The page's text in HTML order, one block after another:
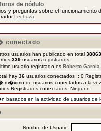
de nódulo
y preguntas sobre el funcionamiento
Lechuza
conectado
usuarios han publicado en total 38863
339 usuarios registrados
usuario registrado es Roberto
hay 36 usuarios conectados :: 0
m�ximo de usuarios conectados a la
Registrados conectados: Ninguno
basados en la actividad de usuarios de
Nombre de Usuario: